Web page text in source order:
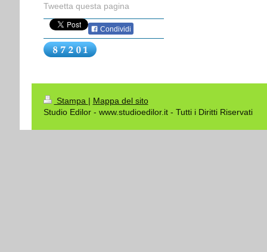
Tweetta questa pagina
Condividi
Stampa | Mappa del sito
Studio Edilor - www.studioedilor.it - Tutti i Diritti Riservati